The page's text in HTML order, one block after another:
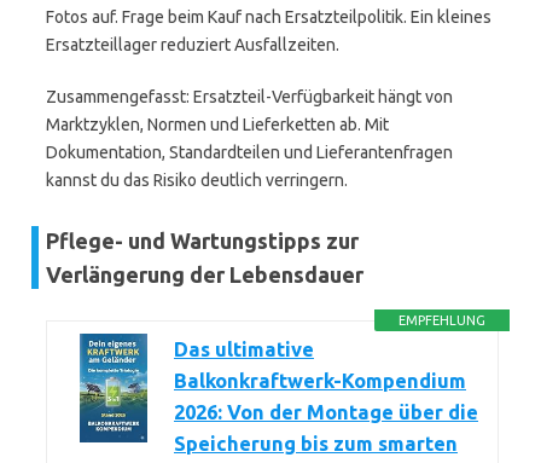
Fotos auf. Frage beim Kauf nach Ersatzteilpolitik. Ein kleines
Ersatzteillager reduziert Ausfallzeiten.
Zusammengefasst: Ersatzteil-Verfügbarkeit hängt von
Marktzyklen, Normen und Lieferketten ab. Mit
Dokumentation, Standardteilen und Lieferantenfragen
kannst du das Risiko deutlich verringern.
Pflege- und Wartungstipps zur
Verlängerung der Lebensdauer
EMPFEHLUNG
Das ultimative
Balkonkraftwerk-Kompendium
2026: Von der Montage über die
Speicherung bis zum smarten